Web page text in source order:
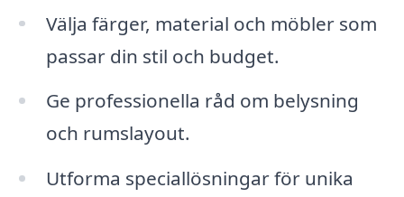
Välja färger, material och möbler som
passar din stil och budget.
Ge professionella råd om belysning
och rumslayout.
Utforma speciallösningar för unika